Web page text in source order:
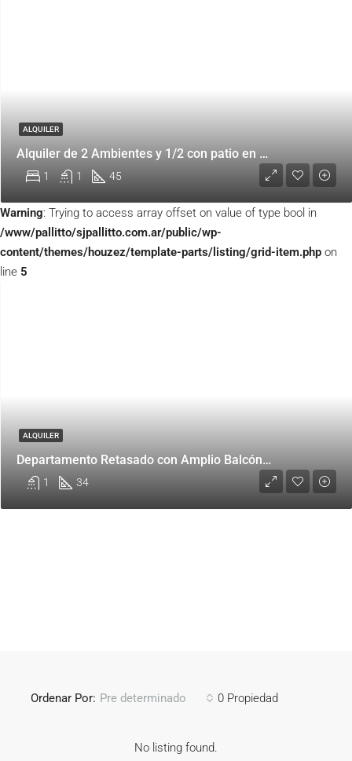
ALQUILER
Alquiler de 2 Ambientes y 1/2 con patio en Belgrano
1 1 45
Warning: Trying to access array offset on value of type bool in
/www/pallitto/sjpallitto.com.ar/public/wp-
content/themes/houzez/template-parts/listing/grid-item.php on
line 5
ALQUILER
Departamento Retasado con Amplio Balcón en Alquiler – Nuñez Joven
1 34
0 Propiedad
Ordenar Por: Pre determinado
No listing found.